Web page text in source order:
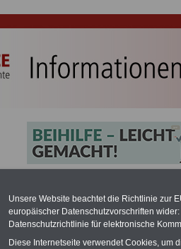
Unsere Website beachtet die Richtlinie zur
europäischer Datenschutzvorschriften
Datenschutzrichtlinie für elektronische
Diese Internetseite verwendet Cookies, um